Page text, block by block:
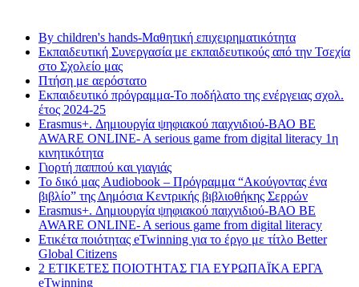
By children's hands-Μαθητική επιχειρηματικότητα
Εκπαιδευτική Συνεργασία με εκπαιδευτικούς από την Τσεχία
στο Σχολείο μας
Πτήση με αερόστατο
Εκπαιδευτικό πρόγραμμα-Το ποδήλατο της ενέργειας σχολ.
έτος 2024-25
Erasmus+. Δημιουργία ψηφιακού παιχνιδιού-ΒΑΟ BE
AWARE ONLINE- A serious game from digital literacy 1η
κινητικότητα
Γιορτή παππού και γιαγιάς
Το δικό μας Audiobook – Πρόγραμμα “Ακούγοντας ένα
βιβλίο” της Δημόσια Κεντρικής βιβλιοθήκης Σερρών
Erasmus+. Δημιουργία ψηφιακού παιχνιδιού-ΒΑΟ BE
AWARE ONLINE- A serious game from digital literacy
Ετικέτα ποιότητας eTwinning για το έργο με τίτλο Better
Global Citizens
2 ΕΤΙΚΕΤΕΣ ΠΟΙΟΤΗΤΑΣ ΓΙΑ ΕΥΡΩΠΑΪΚΑ ΕΡΓΑ
eTwinning